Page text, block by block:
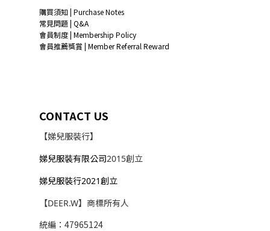
購買須知 | Purchase Notes
常見問題 | Q&A
會員制度 | Membership Policy
會員推薦獎賞 | Member Referral Reward
CONTACT US
【娣兒服裝行】
娣兒服裝有限公司2015創立
娣兒服裝行2021創立
【DEER.W】商標所有人
統編：47965124